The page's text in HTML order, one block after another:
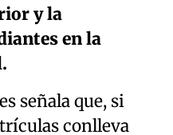
y la
en la
señala que, si
conlleva